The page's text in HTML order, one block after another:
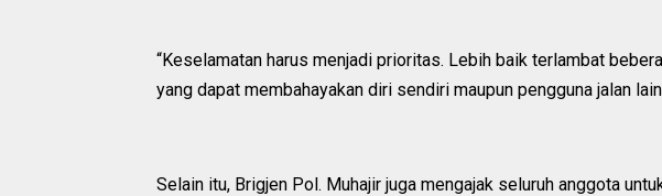
“Keselamatan harus menjadi prioritas. Lebih baik terlambat
yang dapat membahayakan diri sendiri maupun pengguna jalan
Selain itu, Brigjen Pol. Muhajir juga mengajak seluruh anggota